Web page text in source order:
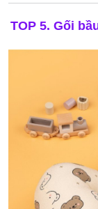
TOP 5. Gối